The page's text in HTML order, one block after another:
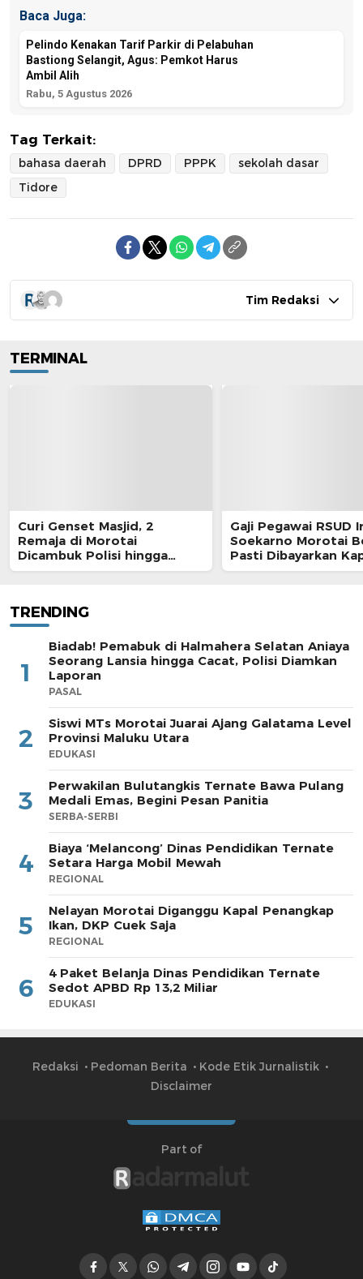
Baca Juga:
Pelindo Kenakan Tarif Parkir di Pelabuhan
Bastiong Selangit, Agus: Pemkot Harus
Ambil Alih
Rabu, 5 Agustus 2026
Tag Terkait:
bahasa daerah DPRD PPPK
sekolah dasar
Tidore
Tim Redaksi
TERMINAL
Curi Genset Masjid, 2
Remaja di Morotai
Dicambuk Polisi hingga
Berdarah
Gaji Pegawai RSUD
Soekarno Morotai
Pasti Dibayarkan
TRENDING
1
Biadab! Pemabuk di Halmahera Selatan Aniaya
Seorang Lansia hingga Cacat, Polisi Diamkan
Laporan
PASAL
2
Siswi MTs Morotai Juarai Ajang Galatama Level
Provinsi Maluku Utara
EDUKASI
3
Perwakilan Bulutangkis Ternate Bawa Pulang
Medali Emas, Begini Pesan Panitia
SERBA-SERBI
4
Biaya ‘Melancong’ Dinas Pendidikan Ternate
Setara Harga Mobil Mewah
REGIONAL
5
Nelayan Morotai Diganggu Kapal Penangkap
Ikan, DKP Cuek Saja
REGIONAL
6
4 Paket Belanja Dinas Pendidikan Ternate
Sedot APBD Rp 13,2 Miliar
EDUKASI
Redaksi Pedoman Berita
Kode Etik Jurnalistik
Disclaimer
Part of